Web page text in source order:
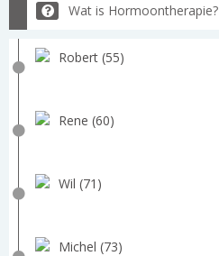
Wat is Hormoontherapie?
Robert (55)
Rene (60)
Wil (71)
Michel (73)